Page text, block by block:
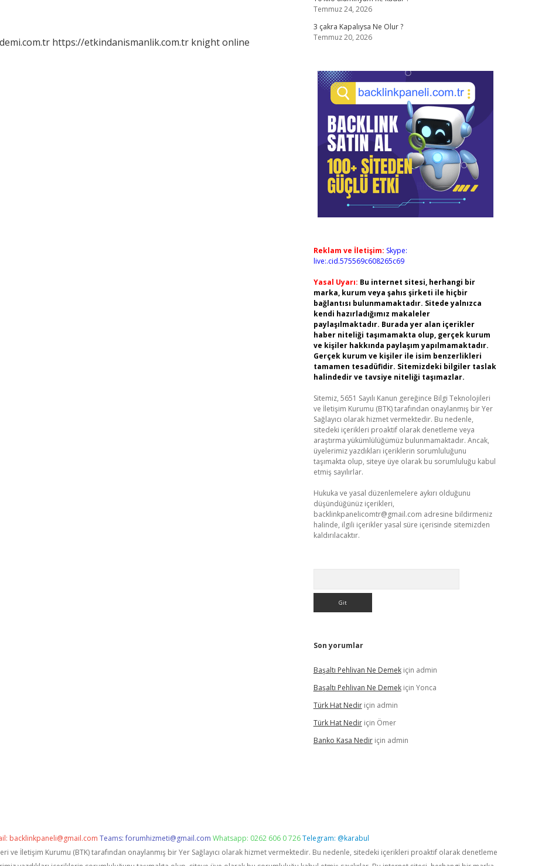
https://etkindanismanlik.com.tr knight online
Temmuz 24, 2026
3 çakra Kapalıysa Ne Olur ?
Temmuz 20, 2026
Reklam ve İletişim: Skype:
live:.cid.575569c608265c69
Yasal Uyarı: Bu internet sitesi, herhangi bir
marka, kurum veya şahıs şirketi ile hiçbir
bağlantısı bulunmamaktadır. Sitede yalnızca
kendi hazırladığımız makaleler
paylaşılmaktadır. Burada yer alan içerikler
haber niteliği taşımamakta olup, gerçek kurum
ve kişiler hakkında paylaşım yapılmamaktadır.
Gerçek kurum ve kişiler ile isim benzerlikleri
tamamen tesadüfidir. Sitemizdeki bilgiler taslak
halindedir ve tavsiye niteliği taşımazlar.
Sitemiz, 5651 Sayılı Kanun gereğince Bilgi Teknolojileri
ve İletişim Kurumu (BTK) tarafından onaylanmış bir Yer
Sağlayıcı olarak hizmet vermektedir. Bu nedenle,
sitedeki içerikleri proaktif olarak denetleme veya
araştırma yükümlülüğümüz bulunmamaktadır. Ancak,
üyelerimiz yazdıkları içeriklerin sorumluluğunu
taşımakta olup, siteye üye olarak bu sorumluluğu kabul
etmiş sayılırlar.
Hukuka ve yasal düzenlemelere aykırı olduğunu
düşündüğünüz içerikleri,
backlinkpanelicomtr@gmail.com adresine bildirmeniz
halinde, ilgili içerikler yasal süre içerisinde sitemizden
kaldırılacaktır.
Son yorumlar
Başaltı Pehlivan Ne Demekiçin admin
Başaltı Pehlivan Ne Demekiçin Yonca
Türk Hat Nediriçin admin
Türk Hat Nediriçin Ömer
Banko Kasa Nediriçin admin
backlinkpaneli@gmail.com Teams:forumhizmeti@gmail.com Whatsapp: 0262 606 0 726Telegram: @karabul
ve İletişim Kurumu (BTK) tarafından onaylanmış bir Yer Sağlayıcı olarak hizmet vermektedir. Bu nedenle, sitedeki içerikleri proaktif olarak denetleme